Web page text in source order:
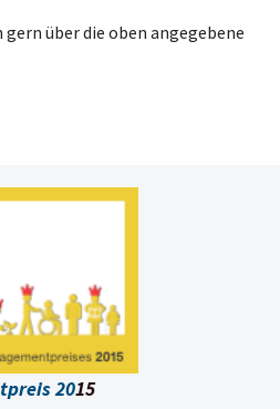
über die oben angegebene
2015